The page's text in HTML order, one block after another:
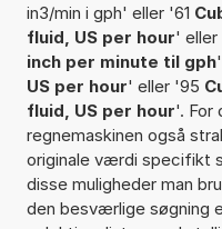
in3/min i gph' eller '61
fluid, US per hour'
inch per minute til gph'
US per hour' eller '95
fluid, US per hour'. For
regnemaskinen også
originale værdi specifikt
disse muligheder man
den besværlige søgning